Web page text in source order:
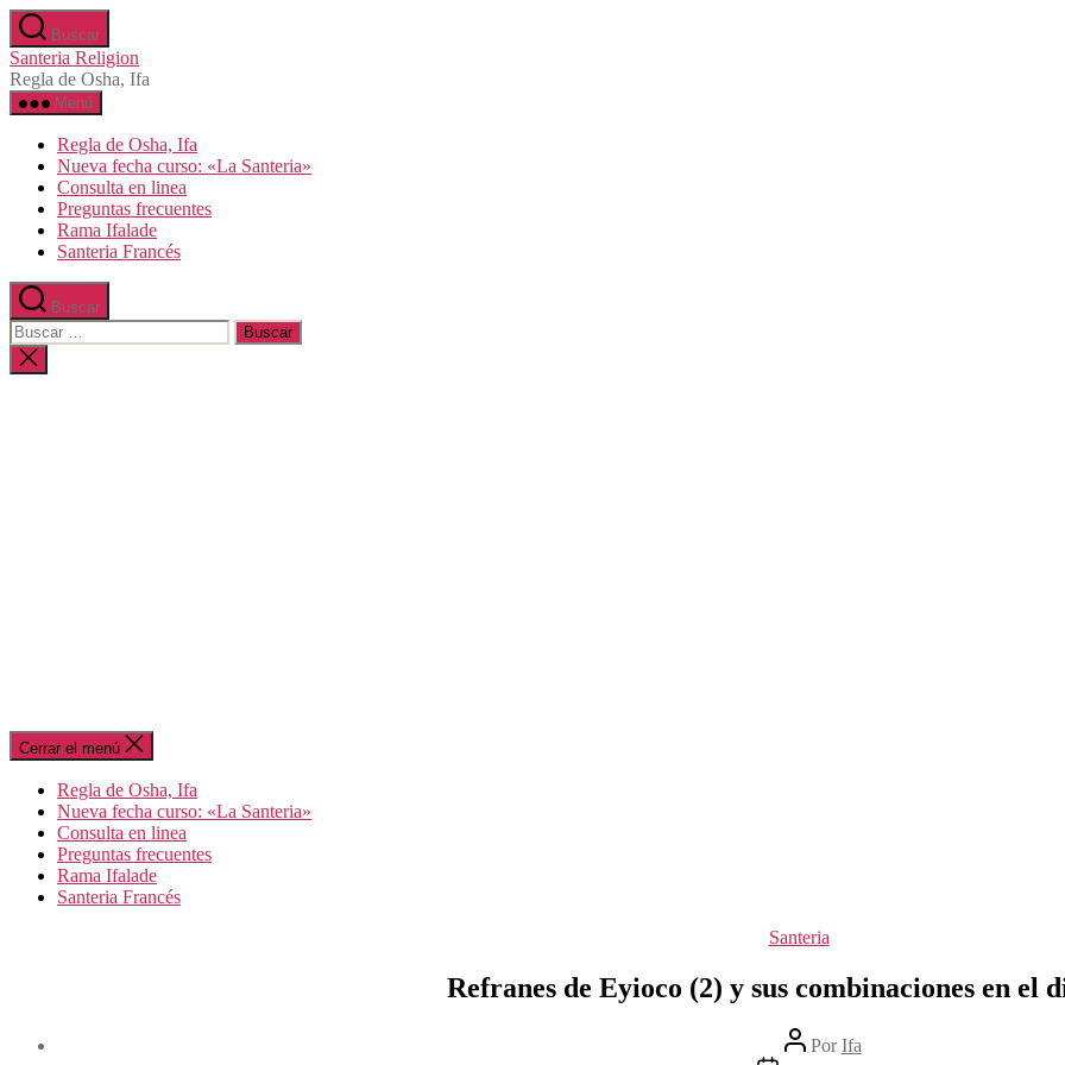
Saltar
al
contenido
Buscar
Santeria Religion
Regla de Osha, Ifa
Menú
Regla de Osha, Ifa
Nueva fecha curso: «La Santeria»
Consulta en linea
Preguntas frecuentes
Rama Ifalade
Santeria Francés
Buscar
Buscar:
Cerrar
la
Cerrar el menú
Regla de Osha, Ifa
Nueva fecha curso: «La Santeria»
Consulta en linea
Preguntas frecuentes
Rama Ifalade
Santeria Francés
Categorías
Santeria
Refranes de Eyioco (2) y sus combinaciones en el
Autor
de
PorIfa